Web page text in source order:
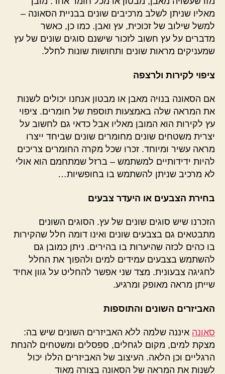
מאליו שניתן לשלב מרכיבים שונים בבניית הסאונה –
למשל שילוב של זכוכית, עץ ואבן. כמו כן, כאשר
מדברים על עץ חשוב לזכור שישנם סוגים שונים של עץ
שמעניקים מראות שונים ותחושות שונות לחלל.
ציפוי לקירות ולרצפה
אם הסאונה בנויה מאבן או מבטון אנחנו יכולים לשנות
את המראה שלה באמצעות תוספת של חומרים. ציפוי
עץ לקירות הוא המובן מאליו אבל כדאי גם לחשוב על
יצרית משטחים שונים מחומרים שונים שביחד ייצרו
מראה עשיר ומיוחד. זכרו שכל מקרה החומרים צריכים
להיות ידידותיים למשתמש – ברזל שמתחמם הוא אולי
לא מרכיב שניתן להשתמש בו בחופשיות…
בחירת הצבעים או היעדר צבעים
הזכרנו שיש סוגים שונים של עץ. הסוגים השונים
מתבטאים גם בצבעים שונים ואינו דומה חלל שהקירות
בו כהים לכזה שהיערות בו בהירים. ניתן כמובן גם
להשתמש בצבעים עמידים למים ולהפוך את החלל
לחגיגה צבעונית. מצד שני אפשר להחליט על גוון אחיד
שייתן מראה מאופק ומרגיע.
האביזרים השונים והתוספות
סאונה איננה שלמה ללא האביזרים השונים שיש בה:
מצקת למים, מקום לגחלים, ספסלים ומשטחים להנחת
הרגליים וכן הלאה. העיצוב של האביזרים הללו יכול
לשנות את המראה של הסאונה בצורה מאוד